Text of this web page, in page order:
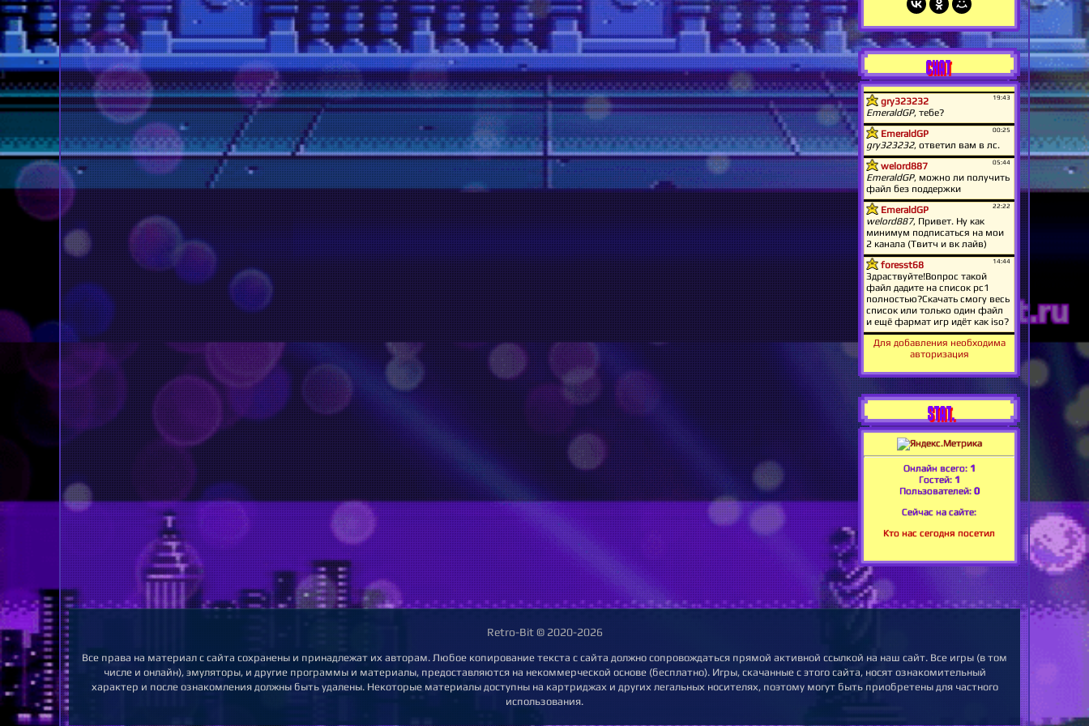
CHAT
Для добавления необходима
авторизация
STAT.
Онлайн всего: 1
Гостей: 1
Пользователей: 0
Сейчас на сайте:
Кто нас сегодня посетил
Retro-Bit © 2020-2026
Все права на материал с сайта сохранены и принадлежат их авторам. Любое копирование текста с сайта должно сопровождаться прямой активной ссылкой на наш сайт. Все игры (в том
числе и онлайн), эмуляторы, и другие программы и материалы, предоставляются на некоммерческой основе (бесплатно). Игры, скачанные с этого сайта, носят ознакомительный
характер и после ознакомления должны быть удалены. Некоторые материалы доступны на картриджах и других легальных носителях, поэтому могут быть приобретены для частного
использования.